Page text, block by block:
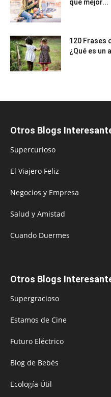
que mejor...
120 Frases
¿Qué es un
Otros Blogs
Supercurioso
El Viajero Feliz
Negocios y Empresa
Salud y Amistad
Cuando Duermes
Otros Blogs
Supergracioso
Estamos de Cine
Futuro Eléctrico
Blog de Bebés
Ecología Útil